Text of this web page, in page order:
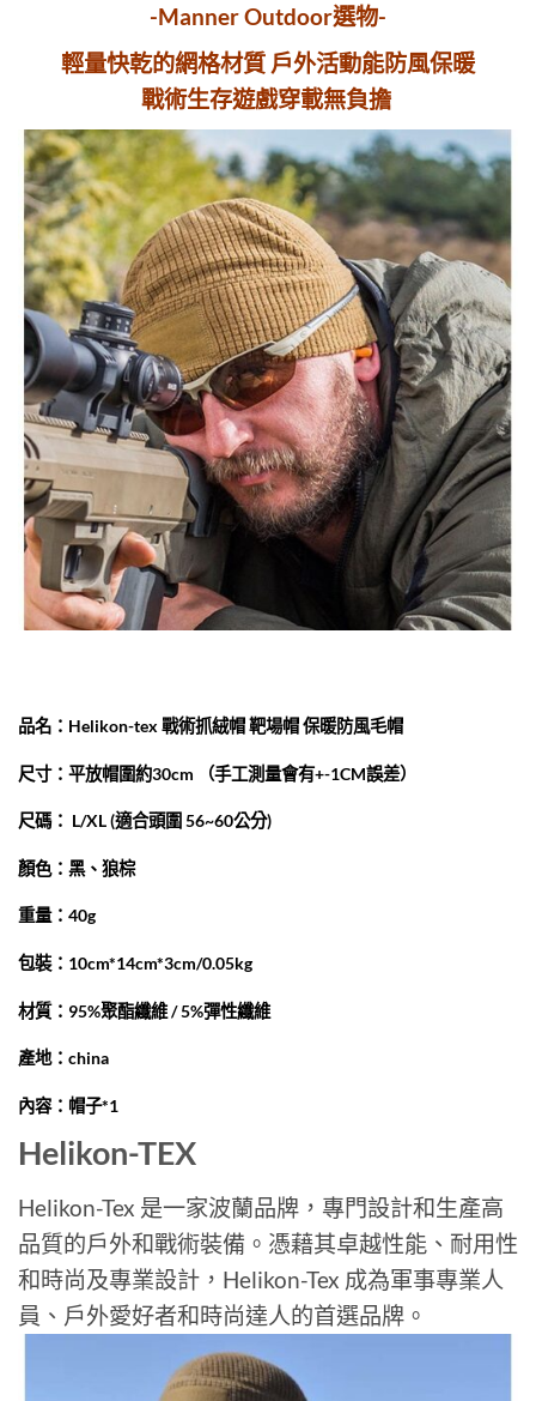
-Manner Outdoor選物-
輕量快乾的網格材質 戶外活動能防風保暖
戰術生存遊戲穿載無負擔
品名：Helikon-tex 戰術抓絨帽 靶場帽 保暖防風毛帽
尺寸：平放帽圍約30cm （手工測量會有+-1CM誤差）
尺碼： L/XL (適合頭圍 56~60公分)
顏色：黑、狼棕
重量：40g
包裝：10cm*14cm*3cm/0.05kg
材質：95%聚酯纖維 / 5%彈性纖維
產地：china
內容：帽子*1
Helikon-TEX
Helikon-Tex 是一家波蘭品牌，專門設計和生產高
品質的戶外和戰術裝備。憑藉其卓越性能、耐用性
和時尚及專業設計，Helikon-Tex 成為軍事專業人
員、戶外愛好者和時尚達人的首選品牌。